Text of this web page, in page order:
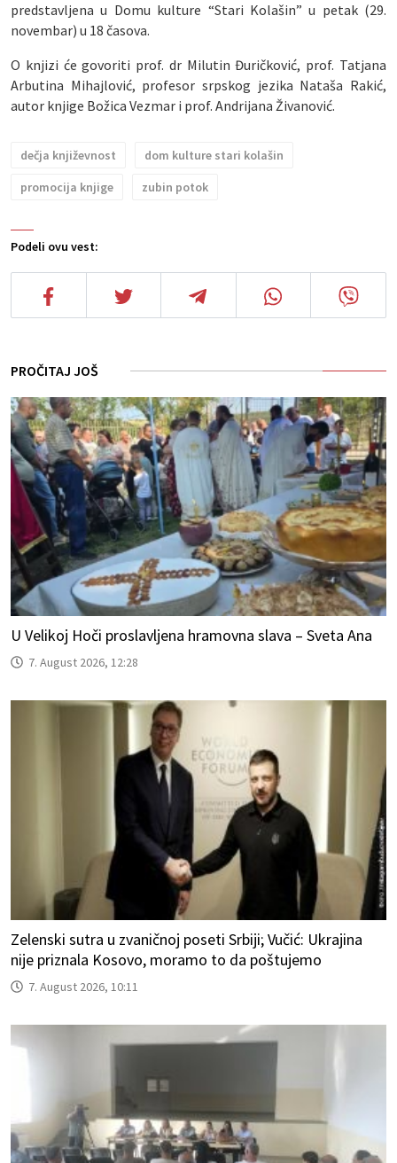
Podeli ovu vest:
predstavljena u Domu kulture “Stari Kolašin” u petak (29.
novembar) u 18 časova.
O knjizi će govoriti prof. dr Milutin Đuričković, prof. Tatjana
Arbutina Mihajlović, profesor srpskog jezika Nataša Rakić,
autor knjige Božica Vezmar i prof. Andrijana Živanović.
dečja književnost
dom kulture stari kolašin
promocija knjige
zubin potok
PROČITAJ JOŠ
U Velikoj Hoči proslavljena hramovna slava – Sveta Ana
7. August 2026, 12:28
Zelenski sutra u zvaničnoj poseti Srbiji; Vučić: Ukrajina
nije priznala Kosovo, moramo to da poštujemo
7. August 2026, 10:11